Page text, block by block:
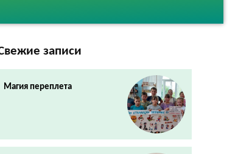
записи
Магия переплета